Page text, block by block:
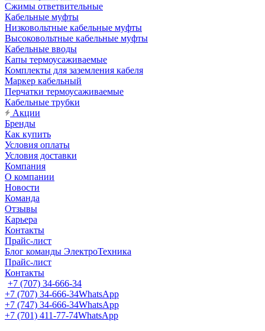
Сжимы ответвительные
Кабельные муфты
Низковольтные кабельные муфты
Высоковольтные кабельные муфты
Кабельные вводы
Капы термоусаживаемые
Комплекты для заземления кабеля
Маркер кабельный
Перчатки термоусаживаемые
Кабельные трубки
Акции
Бренды
Как купить
Условия оплаты
Условия доставки
Компания
О компании
Новости
Команда
Отзывы
Карьера
Контакты
Прайс-лист
Блог команды ЭлектроТехника
Прайс-лист
Контакты
+7 (707) 34-666-34
+7 (707) 34-666-34WhatsApp
+7 (747) 34-666-34WhatsApp
+7 (701) 411-77-74WhatsApp